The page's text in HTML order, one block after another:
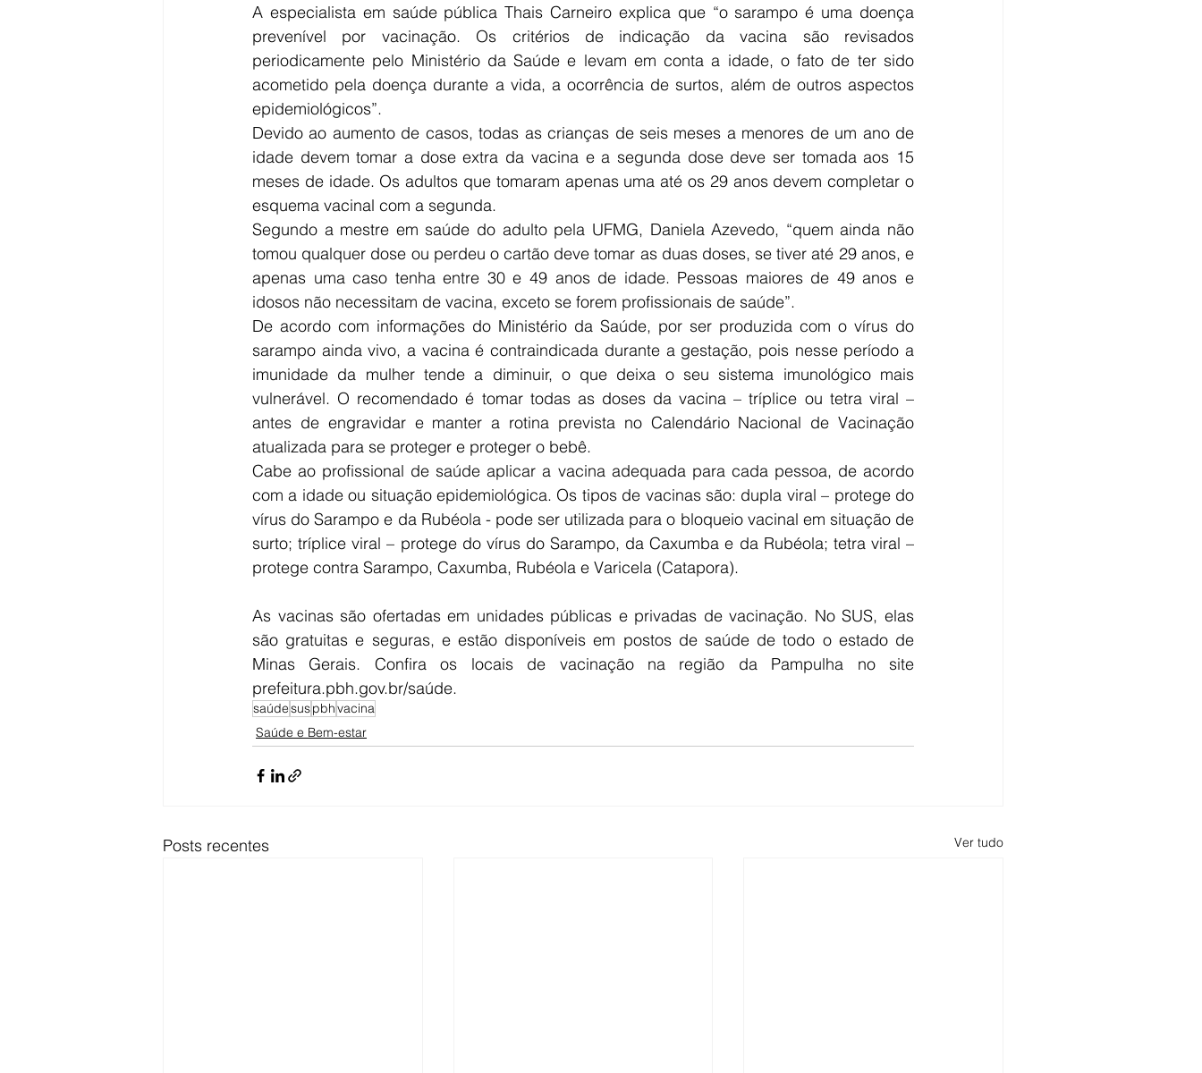
A especialista em saúde pública Thais Carneiro explica que “o sarampo é uma doença
prevenível por vacinação. Os critérios de indicação da vacina são revisados
periodicamente pelo Ministério da Saúde e levam em conta a idade, o fato de ter sido
acometido pela doença durante a vida, a ocorrência de surtos, além de outros aspectos
epidemiológicos”.
Devido ao aumento de casos, todas as crianças de seis meses a menores de um ano de
idade devem tomar a dose extra da vacina e a segunda dose deve ser tomada aos 15
meses de idade. Os adultos que tomaram apenas uma até os 29 anos devem completar o
esquema vacinal com a segunda.
Segundo a mestre em saúde do adulto pela UFMG, Daniela Azevedo, “quem ainda não
tomou qualquer dose ou perdeu o cartão deve tomar as duas doses, se tiver até 29 anos, e
apenas uma caso tenha entre 30 e 49 anos de idade. Pessoas maiores de 49 anos e
idosos não necessitam de vacina, exceto se forem profissionais de saúde”.
De acordo com informações do Ministério da Saúde, por ser produzida com o vírus do
sarampo ainda vivo, a vacina é contraindicada durante a gestação, pois nesse período a
imunidade da mulher tende a diminuir, o que deixa o seu sistema imunológico mais
vulnerável. O recomendado é tomar todas as doses da vacina – tríplice ou tetra viral –
antes de engravidar e manter a rotina prevista no Calendário Nacional de Vacinação
atualizada para se proteger e proteger o bebê.
Cabe ao profissional de saúde aplicar a vacina adequada para cada pessoa, de acordo
com a idade ou situação epidemiológica. Os tipos de vacinas são: dupla viral – protege do
vírus do Sarampo e da Rubéola - pode ser utilizada para o bloqueio vacinal em situação de
surto; tríplice viral – protege do vírus do Sarampo, da Caxumba e da Rubéola; tetra viral –
protege contra Sarampo, Caxumba, Rubéola e Varicela (Catapora).
As vacinas são ofertadas em unidades públicas e privadas de vacinação. No SUS, elas
são gratuitas e seguras, e estão disponíveis em postos de saúde de todo o estado de
Minas Gerais. Confira os locais de vacinação na região da Pampulha no site
prefeitura.pbh.gov.br/saúde.
saúdesuspbhvacina
Saúde e Bem-estar
Posts recentes Ver tudo